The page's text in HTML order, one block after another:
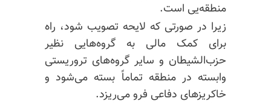
منطقه‌یی است.
زیرا در صورتی که لایحه تصویب شود، راه
برای کمک مالی به گروه‌هایی نظیر
حزب‌الشیطان و سایر گروه‌های تروریستی
وابسته در منطقه تماماً بسته می‌شود و
خاکریزهای دفاعی فرو می‌ریزد.